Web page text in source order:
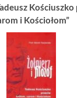
i Kościołom”